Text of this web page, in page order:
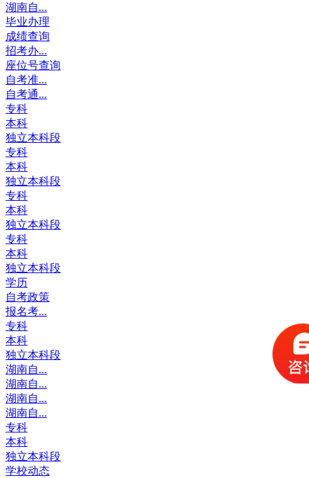
湖南自...
毕业办理
成绩查询
招考办...
座位号查询
自考准...
自考通...
专科
本科
独立本科段
专科
本科
独立本科段
专科
本科
独立本科段
专科
本科
独立本科段
学历
自考政策
报名考...
专科
本科
独立本科段
湖南自...
湖南自...
湖南自...
湖南自...
专科
本科
独立本科段
学校动态